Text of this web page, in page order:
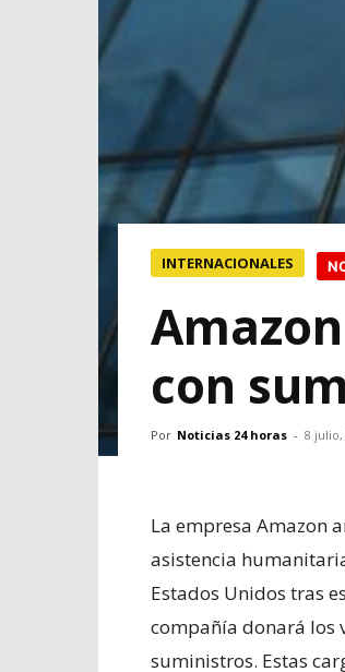
INTERNACIONALES
con
Por Noticias 24 horas - 8 julio,
La empresa Amazon
asistencia
Estados Unidos tras
compañía donará los
suministros. Estas